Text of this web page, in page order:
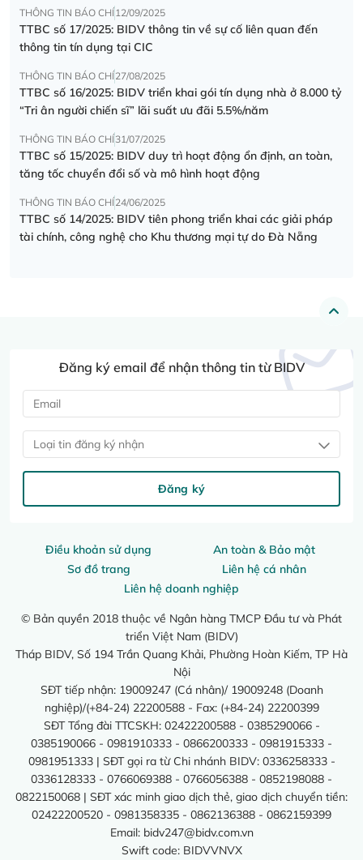
THÔNG TIN BÁO CHÍ12/09/2025
TTBC số 17/2025: BIDV thông tin về sự cố liên quan đến
thông tin tín dụng tại CIC
THÔNG TIN BÁO CHÍ27/08/2025
TTBC số 16/2025: BIDV triển khai gói tín dụng nhà ở 8.000 tỷ
“Tri ân người chiến sĩ” lãi suất ưu đãi 5.5%/năm
THÔNG TIN BÁO CHÍ31/07/2025
TTBC số 15/2025: BIDV duy trì hoạt động ổn định, an toàn,
tăng tốc chuyển đổi số và mô hình hoạt động
THÔNG TIN BÁO CHÍ24/06/2025
TTBC số 14/2025: BIDV tiên phong triển khai các giải pháp
tài chính, công nghệ cho Khu thương mại tự do Đà Nẵng
Điều khoản sử dụng
An toàn & Bảo mật
Sơ đồ trang
Liên hệ cá nhân
Liên hệ doanh nghiệp
© Bản quyền 2018 thuộc về Ngân hàng TMCP Đầu tư và Phát
triển Việt Nam (BIDV)
Tháp BIDV, Số 194 Trần Quang Khải, Phường Hoàn Kiếm, TP Hà
Nội
SĐT tiếp nhận: 19009247 (Cá nhân)/ 19009248 (Doanh
nghiệp)/(+84-24) 22200588 - Fax: (+84-24) 22200399
SĐT Tổng đài TTCSKH: 02422200588 - 0385290066 -
0385190066 - 0981910333 - 0866200333 - 0981915333 -
0981951333 | SĐT gọi ra từ Chi nhánh BIDV: 0336258333 -
0336128333 - 0766069388 - 0766056388 - 0852198088 -
0822150068 | SĐT xác minh giao dịch thẻ, giao dịch chuyển tiền:
02422200520 - 0981358335 - 0862136388 - 0862159399
Email: bidv247@bidv.com.vn
Swift code: BIDVVNVX
Đăng ký email để nhận thông tin từ BIDV
Loại tin đăng ký nhận
Đăng ký